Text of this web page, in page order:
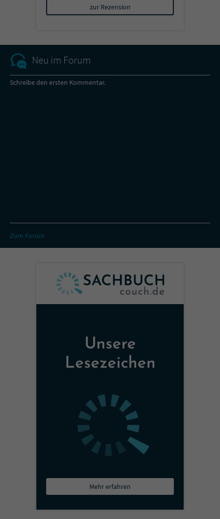
zur Rezension
Neu im Forum
Schreibe den ersten Kommentar.
Zum Forum
Unsere
Lesezeichen
Mehr erfahren